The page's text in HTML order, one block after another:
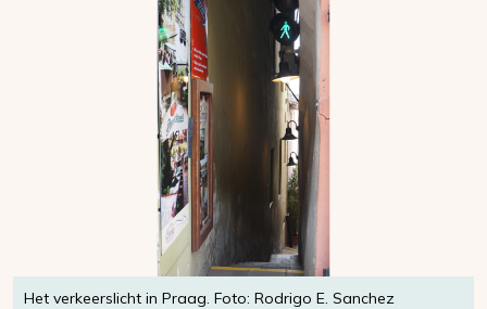
Het verkeerslicht in Praag. Foto: Rodrigo E. Sanchez